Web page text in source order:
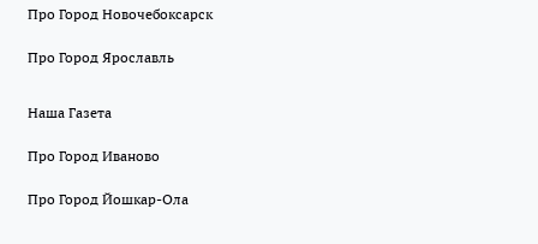
Про Город Новочебоксарск
Про Город Ярославль
Наша Газета
Про Город Иваново
Про Город Йошкар-Ола